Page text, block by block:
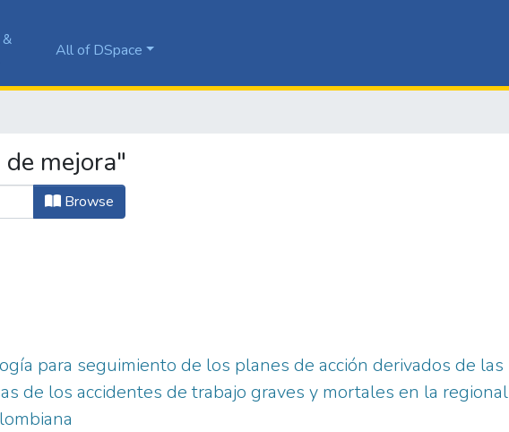
All of DSpace
mejora"
Browse
para seguimiento de los planes de acción derivados de las
de los accidentes de trabajo graves y mortales en la regional